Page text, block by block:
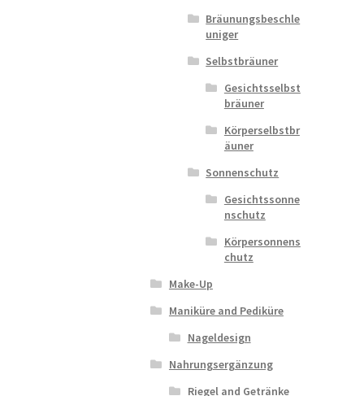
Bräunungsbeschle
uniger
Selbstbräuner
Gesichtsselbst
bräuner
Körperselbstbr
äuner
Sonnenschutz
Gesichtssonne
nschutz
Körpersonnens
chutz
Make-Up
Maniküre and Pediküre
Nageldesign
Nahrungsergänzung
Riegel and Getränke